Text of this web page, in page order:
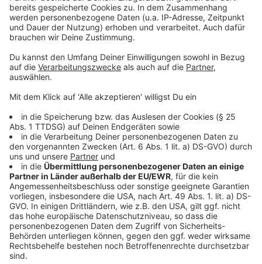
Anzeige
Sonntag musikalisch: : Um 13 Uhr startet das
Weihnachtsmarkt-Special des „After-Work-Singens“
Uns erwartet eine Mischung von all times Klassikern
der SängerinSarah Bouwersund dem Pianist Klaus
Klaas. Wir können ohne Anmeldung einfach
vorbeikommen.
Und um 16 Uhr gibt es imPitchereine Joe Cocker
Tribute-Matinee-Show. Die Band Joe UnderCoversingt
anlässlich seines 10. Todestags die Hits des
Ausnahme-Sängers. Karten gibt es für 27 Euro.
Anzeige